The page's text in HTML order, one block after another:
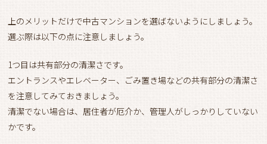
上のメリットだけで中古マンションを選ばないようにしましょう。
選ぶ際は以下の点に注意しましょう。
1つ目は共有部分の清潔さです。
エントランスやエレベーター、ごみ置き場などの共有部分の清潔さ
を注意してみておきましょう。
清潔でない場合は、居住者が厄介か、管理人がしっかりしていない
かです。